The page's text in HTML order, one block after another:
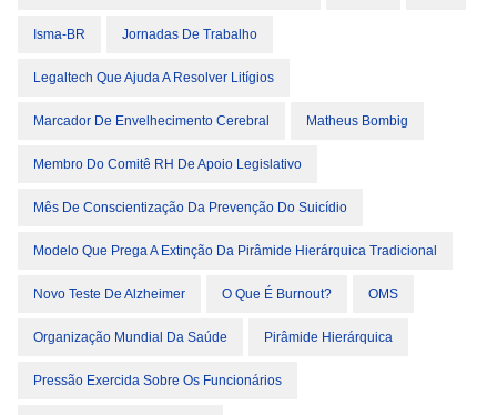
Isma-BR Jornadas De Trabalho
Legaltech Que Ajuda A Resolver Litígios
Marcador De Envelhecimento Cerebral Matheus Bombig
Membro Do Comitê RH De Apoio Legislativo
Mês De Conscientização Da Prevenção Do Suicídio
Modelo Que Prega A Extinção Da Pirâmide Hierárquica Tradicional
Novo Teste De Alzheimer O Que É Burnout? OMS
Organização Mundial Da Saúde Pirâmide Hierárquica
Pressão Exercida Sobre Os Funcionários